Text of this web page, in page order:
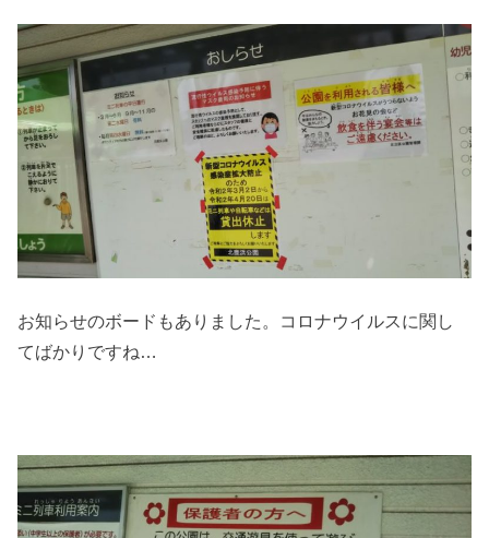
お知らせのボードもありました。コロナウイルスに関し
てばかりですね…